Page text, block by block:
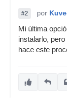
#2 por
Mi última
instalarlo,
hace este